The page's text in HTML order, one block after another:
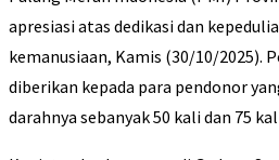
apresiasi atas dedikasi dan
kemanusiaan, Kamis (30/10/2025).
diberikan kepada para pendonor
darahnya sebanyak 50 kali dan 75